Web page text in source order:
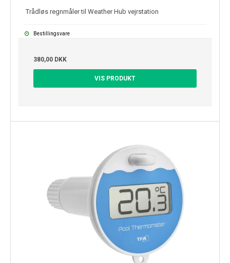
Trådløs regnmåler til Weather Hub vejrstation
Bestillingsvare
380,00 DKK
VIS PRODUKT